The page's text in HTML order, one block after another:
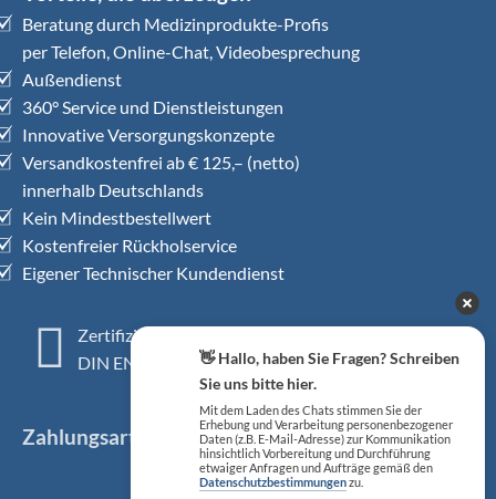
Beratung durch Medizinprodukte-Profis
per Telefon, Online-Chat, Videobesprechung
Außendienst
360° Service und Dienstleistungen
Innovative Versorgungskonzepte
Versandkostenfrei ab € 125,– (netto)
innerhalb Deutschlands
Kein Mindestbestellwert
Kostenfreier Rückholservice
Eigener Technischer Kundendienst
Zertifiziertes QM-System
DIN EN ISO 13485
Zahlungsarten
👋 Hallo, haben Sie Fragen? Schreiben
Sie uns bitte hier.
Mit dem Laden des Chats stimmen Sie der
Erhebung und Verarbeitung personenbezogener
Daten (z.B. E-Mail-Adresse) zur Kommunikation
hinsichtlich Vorbereitung und Durchführung
etwaiger Anfragen und Aufträge gemäß den
Datenschutzbestimmungenzu.